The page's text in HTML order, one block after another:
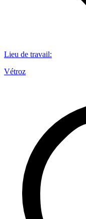
Lieu de travail:
Vétroz